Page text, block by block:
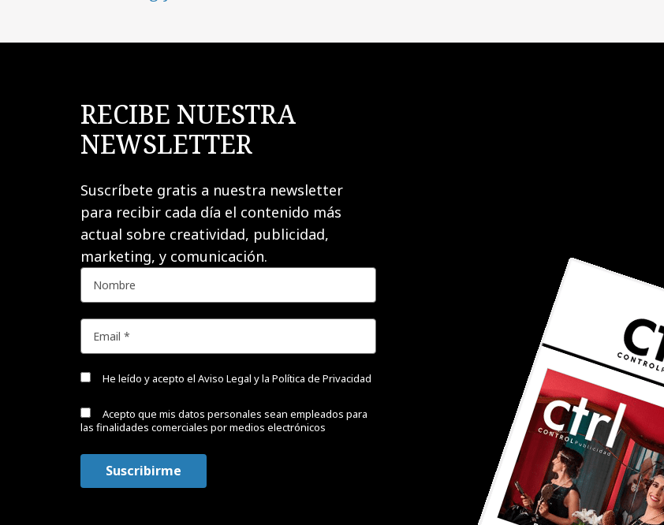
RECIBE NUESTRA
NEWSLETTER
Suscríbete gratis a nuestra newsletter
para recibir cada día el contenido más
actual sobre creatividad, publicidad,
marketing, y comunicación.
He leído y acepto el Aviso Legal y la Política de Privacidad
Acepto que mis datos personales sean empleados para
las finalidades comerciales por medios electrónicos